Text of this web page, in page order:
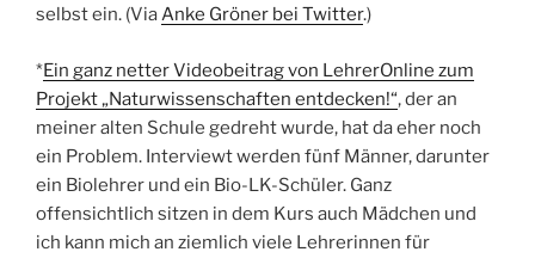
selbst ein. (ViaAnke Gröner bei Twitter.)
*Ein ganz netter Videobeitrag von LehrerOnline zum
Projekt „Naturwissenschaften entdecken!“, der an
meiner alten Schule gedreht wurde, hat da eher noch
ein Problem. Interviewt werden fünf Männer, darunter
ein Biolehrer und ein Bio-LK-Schüler. Ganz
offensichtlich sitzen in dem Kurs auch Mädchen und
ich kann mich an ziemlich viele Lehrerinnen für